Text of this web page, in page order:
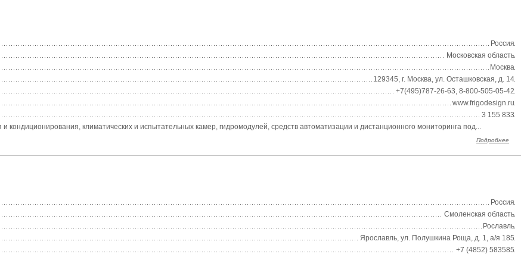
Россия
Московская область
Москва
129345, г. Москва, ул. Осташковская, д. 14
+7(495)787-26-63, 8-800-505-05-42
www.frigodesign.ru
3 155 833
кондиционирования, климатических и испытательных камер, гидромодулей, средств автоматизации и дистанционного мониторинга под...
Подробнее
Россия
Смоленская область
Рославль
Ярославль, ул. Полушкина Роща, д. 1, а/я 185
+7 (4852) 583585